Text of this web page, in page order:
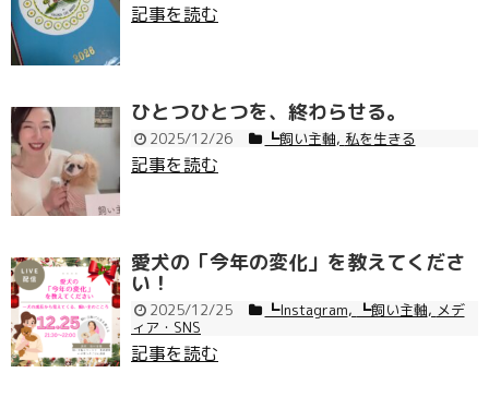
記事を読む
ひとつひとつを、終わらせる。
2025/12/26 ┗飼い主軸, 私を生きる
記事を読む
愛犬の「今年の変化」を教えてくださ
い！
2025/12/25 ┗Instagram, ┗飼い主軸, メデ
ィア・SNS
記事を読む